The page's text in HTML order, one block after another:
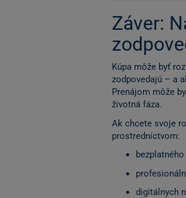
Záver:
Kúpa môže byť
zodpovedajú – a
Prenájom môže
životná fáza.
Ak chcete svoje
prostredníctvom:
digitálnych